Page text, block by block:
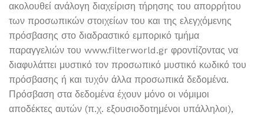
ακολουθεί ανάλογη διαχείριση τήρησης του απορρήτου
των προσωπικών στοιχείων του και της ελεγχόμενης
πρόσβασης στο διαδραστικό εμπορικό τμήμα
παραγγελιών του www.filterworld.gr φροντίζοντας να
διαφυλάττει μυστικό τον προσωπικό μυστικό κωδικό του
πρόσβασης ή και τυχόν άλλα προσωπικά δεδομένα.
Πρόσβαση στα δεδομένα έχουν μόνο οι νόμιμοι
αποδέκτες αυτών (π.χ. εξουσιοδοτημένοι υπάλληλοι),